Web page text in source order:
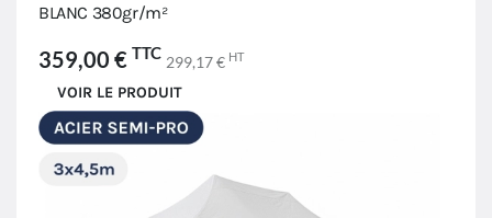
BLANC 380gr/m²
359,00 € TTC 299,17 € HT
VOIR LE PRODUIT